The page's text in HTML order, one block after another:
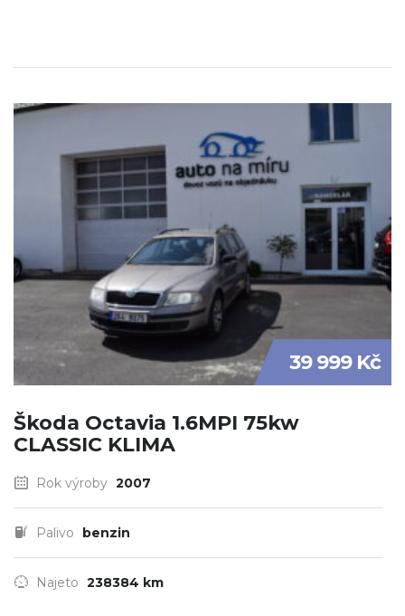
39 999 Kč
Škoda Octavia 1.6MPI 75kw
CLASSIC KLIMA
Rok výroby 2007
Palivo benzin
Najeto 238384 km